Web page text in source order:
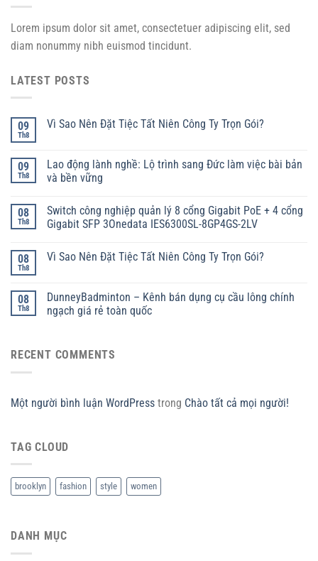
Lorem ipsum dolor sit amet, consectetuer adipiscing elit, sed
diam nonummy nibh euismod tincidunt.
LATEST POSTS
09
Th8
Vì Sao Nên Đặt Tiệc Tất Niên Công Ty Trọn Gói?
09
Th8
Lao động lành nghề: Lộ trình sang Đức làm việc bài bản
và bền vững
08
Th8
Switch công nghiệp quản lý 8 cổng Gigabit PoE + 4 cổng
Gigabit SFP 3Onedata IES6300SL-8GP4GS-2LV
08
Th8
Vì Sao Nên Đặt Tiệc Tất Niên Công Ty Trọn Gói?
08
Th8
DunneyBadminton – Kênh bán dụng cụ cầu lông chính
ngạch giá rẻ toàn quốc
RECENT COMMENTS
Một người bình luận WordPress trong Chào tất cả mọi người!
TAG CLOUD
brooklyn fashion style women
DANH MỤC